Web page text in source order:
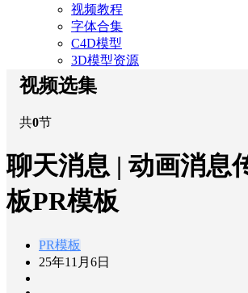
视频教程
字体合集
C4D模型
3D模型资源
视频选集
共0节
聊天消息 | 动画消息
板PR模板
PR模板
25年11月6日